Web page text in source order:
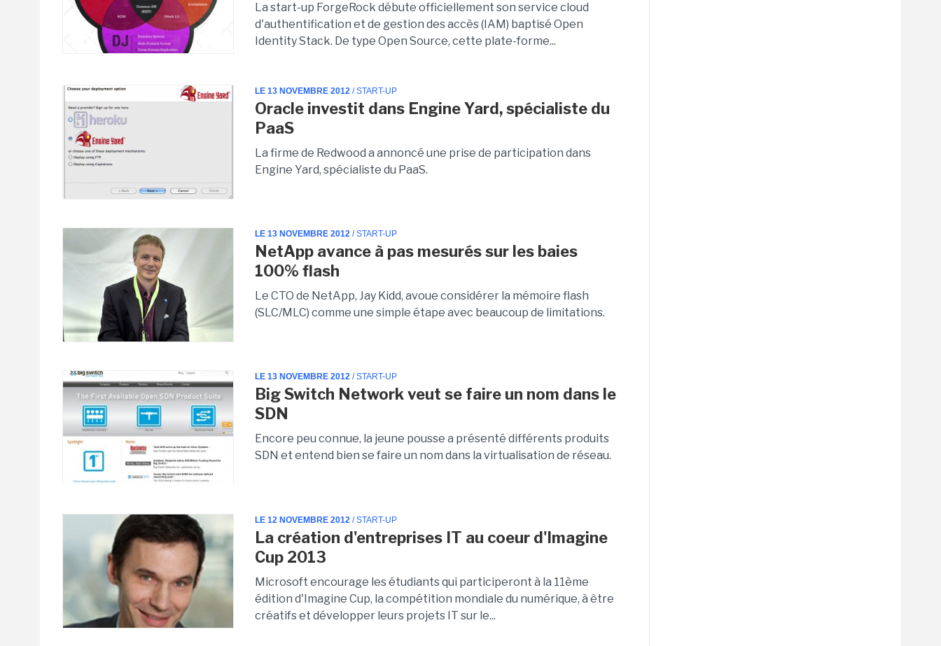
La start-up ForgeRock débute officiellement son service cloud
d'authentification et de gestion des accès (IAM) baptisé Open
Identity Stack. De type Open Source, cette plate-forme...
LE 13 NOVEMBRE 2012 / START-UP
Oracle investit dans Engine Yard, spécialiste du
PaaS
La firme de Redwood a annoncé une prise de participation dans
Engine Yard, spécialiste du PaaS.
LE 13 NOVEMBRE 2012 / START-UP
NetApp avance à pas mesurés sur les baies
100% flash
Le CTO de NetApp, Jay Kidd, avoue considérer la mémoire flash
(SLC/MLC) comme une simple étape avec beaucoup de limitations.
LE 13 NOVEMBRE 2012 / START-UP
Big Switch Network veut se faire un nom dans le
SDN
Encore peu connue, la jeune pousse a présenté différents produits
SDN et entend bien se faire un nom dans la virtualisation de réseau.
LE 12 NOVEMBRE 2012 / START-UP
La création d'entreprises IT au coeur d'Imagine
Cup 2013
Microsoft encourage les étudiants qui participeront à la 11ème
édition d'Imagine Cup, la compétition mondiale du numérique, à être
créatifs et développer leurs projets IT sur le...